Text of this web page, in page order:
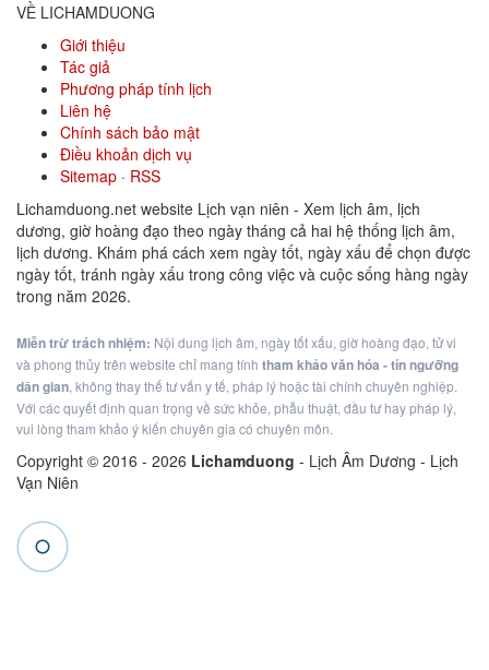
VỀ LICHAMDUONG
Giới thiệu
Tác giả
Phương pháp tính lịch
Liên hệ
Chính sách bảo mật
Điều khoản dịch vụ
Sitemap · RSS
Lichamduong.net website Lịch vạn niên - Xem lịch âm, lịch
dương, giờ hoàng đạo theo ngày tháng cả hai hệ thống lịch âm,
lịch dương. Khám phá cách xem ngày tốt, ngày xấu để chọn được
ngày tốt, tránh ngày xấu trong công việc và cuộc sống hàng ngày
trong năm 2026.
Miễn trừ trách nhiệm: Nội dung lịch âm, ngày tốt xấu, giờ hoàng đạo, tử vi
và phong thủy trên website chỉ mang tính tham khảo văn hóa - tín ngưỡng
dân gian, không thay thế tư vấn y tế, pháp lý hoặc tài chính chuyên nghiệp.
Với các quyết định quan trọng về sức khỏe, phẫu thuật, đầu tư hay pháp lý,
vui lòng tham khảo ý kiến chuyên gia có chuyên môn.
Copyright © 2016 - 2026 Lichamduong - Lịch Âm Dương - Lịch
Vạn Niên